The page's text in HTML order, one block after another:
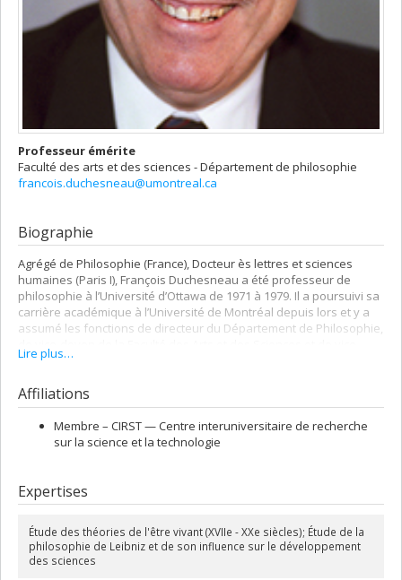
Professeur émérite
Faculté des arts et des sciences - Département de philosophie
francois.duchesneau@umontreal.ca
Biographie
Agrégé de Philosophie (France), Docteur ès lettres et sciences
humaines (Paris I), François Duchesneau a été professeur de
philosophie à l’Université d’Ottawa de 1971 à 1979. Il a poursuivi sa
carrière académique à l’Université de Montréal depuis lors et y a
assumé les fonctions de directeur du Département de Philosophie,
recteur à la planification et aux relations internationales. Membre
sciences humaines de l’ACFAS en 1992 et le Prix Killam du Conseil
des Arts du Canada pour les sciences humaines en 2003. Membre
du Conseil de recherches en sciences humaines du Canada et de
la Conseil consultatif national sur la science et la technologie, il
l’Association canadienne de philosophie et de la Fédération
canadienne des études humaines. Il a été titulaire de la Chaire
Mercier à l’Université de Louvain, directeur d’études invité à l’École
des Hautes-Études en Sciences Sociales de Paris, et professeur
invité à l’Université d’Alberta et à l’Université Paris-I. Il est membre
du Centre interuniversitaire de recherche sur la science et la
Lire plus…
Affiliations
Membre – CIRST — Centre interuniversitaire de recherche
sur la science et la technologie
Expertises
Étude des théories de l'être vivant (XVIIe - XXe siècles); Étude de la
philosophie de Leibniz et de son influence sur le développement
des sciences